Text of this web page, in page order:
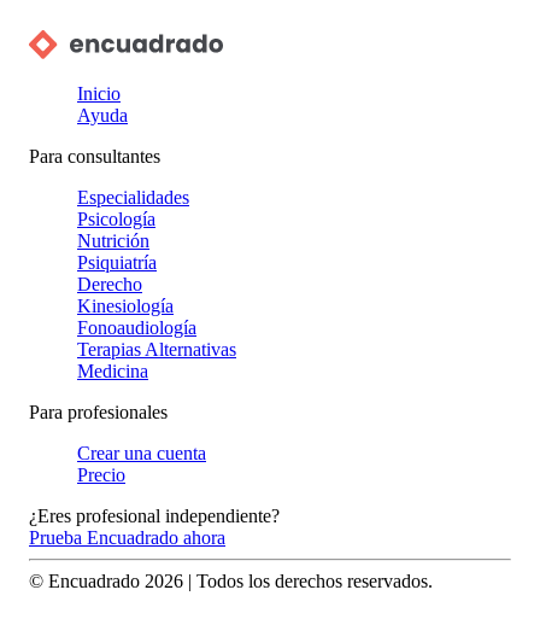
Inicio
Ayuda
Para consultantes
Especialidades
Psicología
Nutrición
Psiquiatría
Derecho
Kinesiología
Fonoaudiología
Terapias Alternativas
Medicina
Para profesionales
Crear una cuenta
Precio
¿Eres profesional independiente?
Prueba Encuadrado ahora
© Encuadrado 2026 | Todos los derechos reservados.